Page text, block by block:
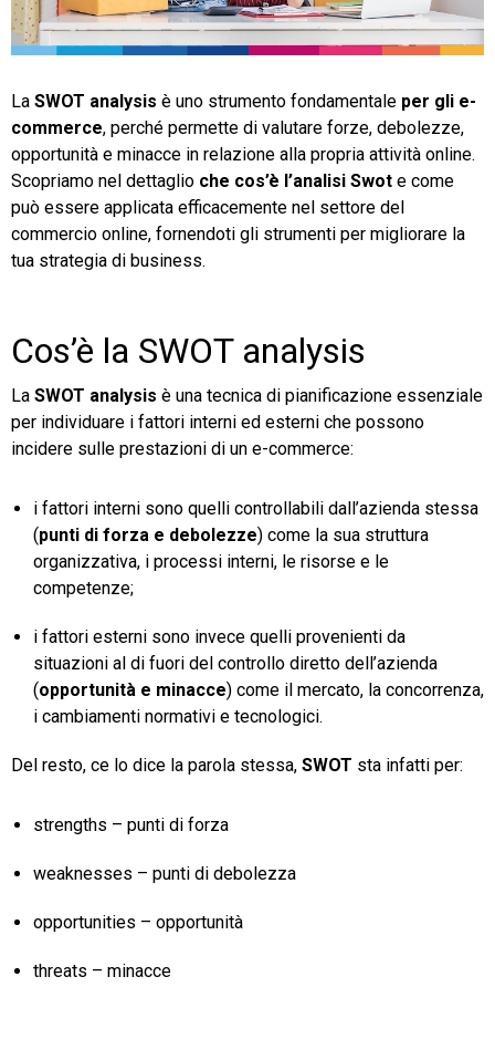
TeamSystem Corporate
TeamSystem Store
La SWOT analysis è uno strumento fondamentale per gli e-
commerce, perché permette di valutare forze, debolezze,
opportunità e minacce in relazione alla propria attività online.
Scopriamo nel dettaglio che cos’è l’analisi Swot e come
può essere applicata efficacemente nel settore del
commercio online, fornendoti gli strumenti per migliorare la
tua strategia di business.
Cos’è la SWOT analysis
La SWOT analysis è una tecnica di pianificazione essenziale
per individuare i fattori interni ed esterni che possono
incidere sulle prestazioni di un e-commerce:
i fattori interni sono quelli controllabili dall’azienda stessa
(punti di forza e debolezze) come la sua struttura
organizzativa, i processi interni, le risorse e le
competenze;
i fattori esterni sono invece quelli provenienti da
situazioni al di fuori del controllo diretto dell’azienda
(opportunità e minacce) come il mercato, la concorrenza,
i cambiamenti normativi e tecnologici.
Del resto, ce lo dice la parola stessa, SWOT sta infatti per:
strengths – punti di forza
weaknesses – punti di debolezza
opportunities – opportunità
threats – minacce